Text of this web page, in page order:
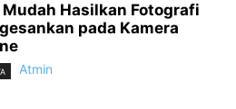
Hasilkan Fotografi
pada Kamera
Atmin